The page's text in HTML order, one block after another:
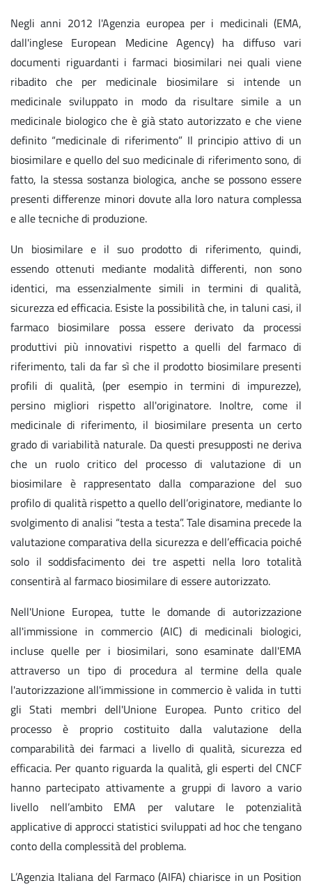
Negli anni 2012 l'Agenzia europea per i medicinali (EMA,
dall'inglese European Medicine Agency) ha diffuso vari
documenti riguardanti i farmaci biosimilari nei quali viene
ribadito che per medicinale biosimilare si intende un
medicinale sviluppato in modo da risultare simile a un
medicinale biologico che è già stato autorizzato e che viene
definito “medicinale di riferimento” Il principio attivo di un
biosimilare e quello del suo medicinale di riferimento sono, di
fatto, la stessa sostanza biologica, anche se possono essere
presenti differenze minori dovute alla loro natura complessa
e alle tecniche di produzione.
Un biosimilare e il suo prodotto di riferimento, quindi,
essendo ottenuti mediante modalità differenti, non sono
identici, ma essenzialmente simili in termini di qualità,
sicurezza ed efficacia. Esiste la possibilità che, in taluni casi, il
farmaco biosimilare possa essere derivato da processi
produttivi più innovativi rispetto a quelli del farmaco di
riferimento, tali da far sì che il prodotto biosimilare presenti
profili di qualità, (per esempio in termini di impurezze),
persino migliori rispetto all'originatore. Inoltre, come il
medicinale di riferimento, il biosimilare presenta un certo
grado di variabilità naturale. Da questi presupposti ne deriva
che un ruolo critico del processo di valutazione di un
biosimilare è rappresentato dalla comparazione del suo
profilo di qualità rispetto a quello dell’originatore, mediante lo
svolgimento di analisi “testa a testa”. Tale disamina precede la
valutazione comparativa della sicurezza e dell’efficacia poiché
solo il soddisfacimento dei tre aspetti nella loro totalità
consentirà al farmaco biosimilare di essere autorizzato.
Nell'Unione Europea, tutte le domande di autorizzazione
all'immissione in commercio (AIC) di medicinali biologici,
incluse quelle per i biosimilari, sono esaminate dall'EMA
attraverso un tipo di procedura al termine della quale
l'autorizzazione all'immissione in commercio è valida in tutti
gli Stati membri dell'Unione Europea. Punto critico del
processo è proprio costituito dalla valutazione della
comparabilità dei farmaci a livello di qualità, sicurezza ed
efficacia. Per quanto riguarda la qualità, gli esperti del CNCF
hanno partecipato attivamente a gruppi di lavoro a vario
livello nell’ambito EMA per valutare le potenzialità
applicative di approcci statistici sviluppati ad hoc che tengano
conto della complessità del problema.
L’Agenzia Italiana del Farmaco (AIFA) chiarisce in un Position